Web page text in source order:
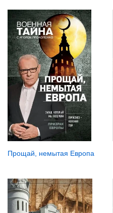
Прощай, немытая Европа